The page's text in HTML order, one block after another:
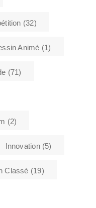
(32)
Animé (1)
(71)
(2)
Innovation(5)
Classé (19)